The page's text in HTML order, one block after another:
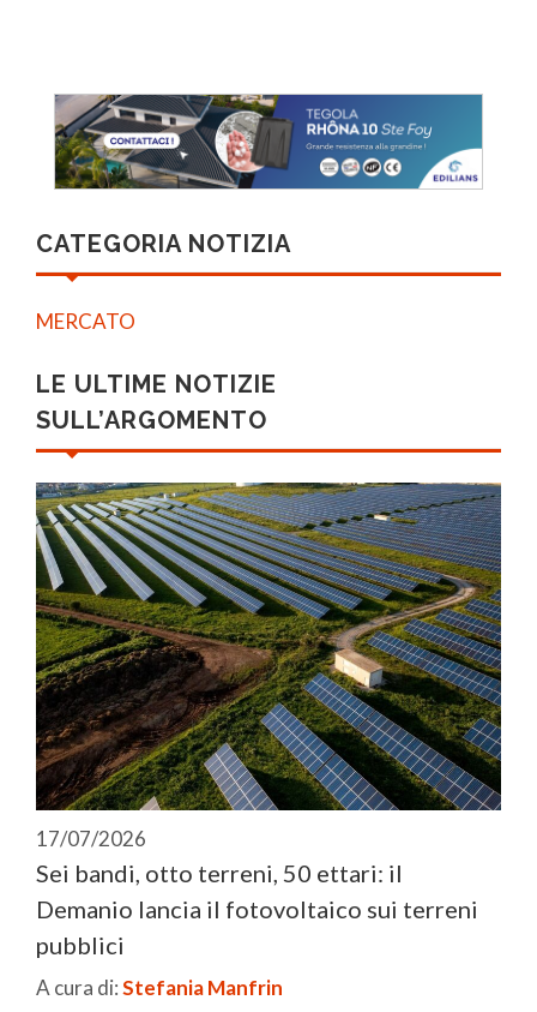
CATEGORIA NOTIZIA
MERCATO
LE ULTIME NOTIZIE
SULL’ARGOMENTO
17/07/2026
Sei bandi, otto terreni, 50 ettari: il
Demanio lancia il fotovoltaico sui terreni
pubblici
A cura di:Stefania Manfrin